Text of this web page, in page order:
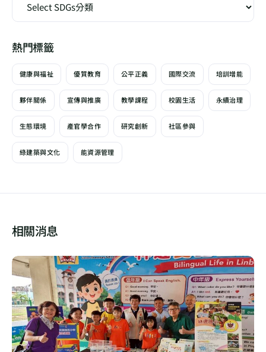
熱門標籤
健康與福祉 優質教育 公平正義 國際交流 培訓增能
夥伴關係 宣傳與推廣 教學課程 校園生活 永續治理
生態環境 產官學合作 研究創新 社區參與
綠建築與文化 能資源管理
相關消息